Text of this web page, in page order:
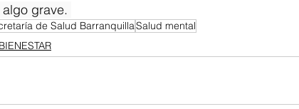
grave.
de Salud BarranquillaSalud mental
BIENESTAR